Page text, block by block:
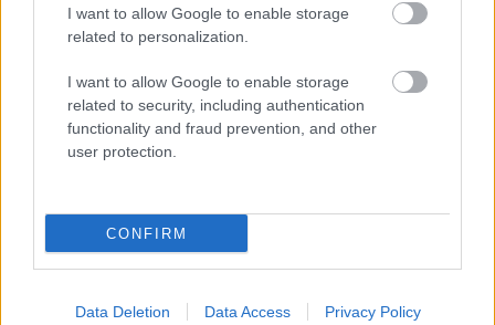
I want to allow Google to enable storage
related to personalization.
I want to allow Google to enable storage
related to security, including authentication
functionality and fraud prevention, and other
user protection.
CONFIRM
Data Deletion Data Access Privacy Policy
Ingatlanvásárlás és felújítás: A
vízhálózat, mint az otthonunk
érrendszere